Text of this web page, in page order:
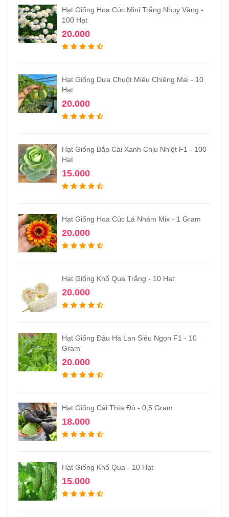
Hạt Giống Hoa Cúc Mini Trắng Nhụy Vàng -
100 Hạt
20.000
Hạt Giống Dưa Chuột Miêu Chiêng Mai - 10
Hạt
20.000
Hạt Giống Bắp Cải Xanh Chịu Nhiệt F1 - 100
Hạt
15.000
Hạt Giống Hoa Cúc Lá Nhám Mix - 1 Gram
20.000
Hạt Giống Khổ Qua Trắng - 10 Hạt
20.000
Hạt Giống Đậu Hà Lan Siêu Ngọn F1 - 10
Gram
20.000
Hạt Giống Cải Thìa Đỏ - 0,5 Gram
18.000
Hạt Giống Khổ Qua - 10 Hạt
15.000